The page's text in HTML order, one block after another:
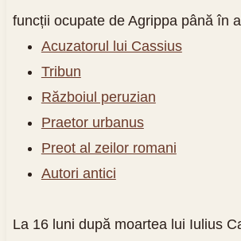
funcții ocupate de Agrippa până în
Acuzatorul lui Cassius
Tribun
Războiul peruzian
Praetor urbanus
Preot al zeilor romani
Autori antici
La 16 luni după moartea lui Iulius